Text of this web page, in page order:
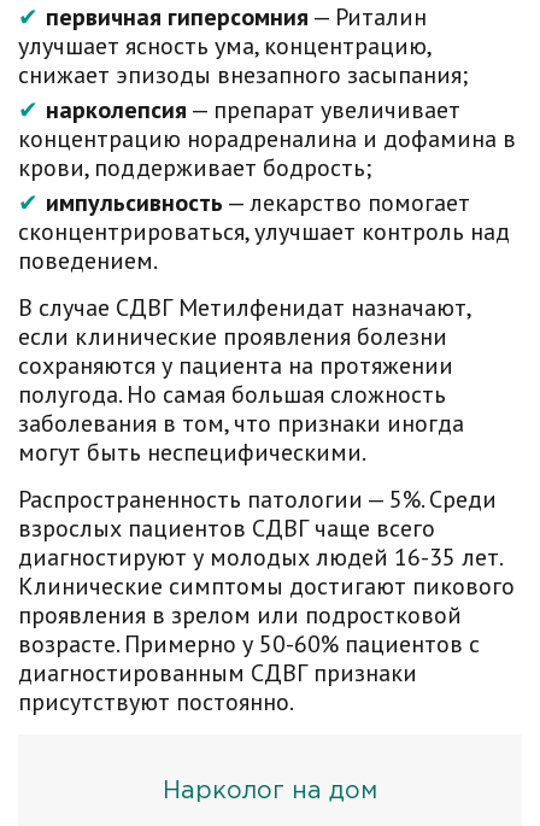
первичная гиперсомния — Риталин
улучшает ясность ума, концентрацию,
снижает эпизоды внезапного засыпания;
нарколепсия — препарат увеличивает
концентрацию норадреналина и дофамина в
крови, поддерживает бодрость;
импульсивность — лекарство помогает
сконцентрироваться, улучшает контроль над
поведением.
В случае СДВГ Метилфенидат назначают,
если клинические проявления болезни
сохраняются у пациента на протяжении
полугода. Но самая большая сложность
заболевания в том, что признаки иногда
могут быть неспецифическими.
Распространенность патологии — 5%. Среди
взрослых пациентов СДВГ чаще всего
диагностируют у молодых людей 16-35 лет.
Клинические симптомы достигают пикового
проявления в зрелом или подростковой
возрасте. Примерно у 50-60% пациентов с
диагностированным СДВГ признаки
присутствуют постоянно.
Нарколог на дом